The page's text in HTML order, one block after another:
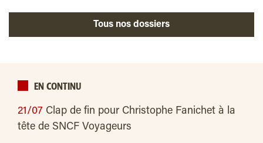
Tous nos dossiers
EN CONTINU
21/07 Clap de fin pour Christophe Fanichet à la
tête de SNCF Voyageurs